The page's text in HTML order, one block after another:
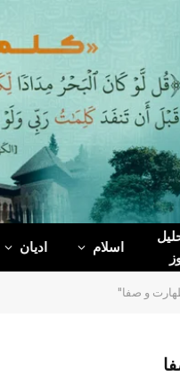
اسلام ادیان